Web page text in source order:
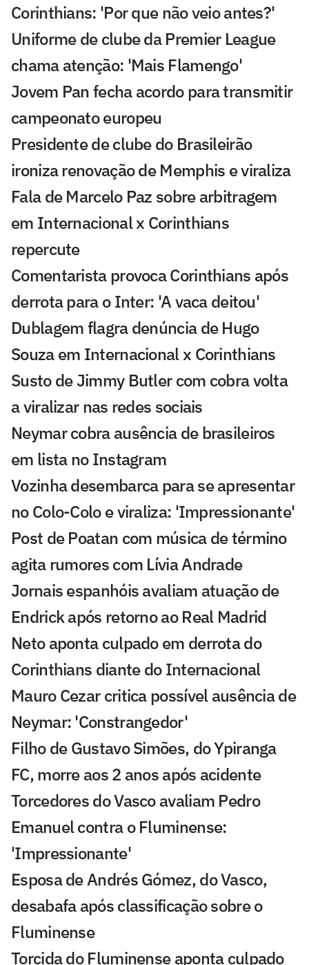
Corinthians: 'Por que não veio antes?'
Uniforme de clube da Premier League
chama atenção: 'Mais Flamengo'
Jovem Pan fecha acordo para transmitir
campeonato europeu
Presidente de clube do Brasileirão
ironiza renovação de Memphis e viraliza
Fala de Marcelo Paz sobre arbitragem
em Internacional x Corinthians
repercute
Comentarista provoca Corinthians após
derrota para o Inter: 'A vaca deitou'
Dublagem flagra denúncia de Hugo
Souza em Internacional x Corinthians
Susto de Jimmy Butler com cobra volta
a viralizar nas redes sociais
Neymar cobra ausência de brasileiros
em lista no Instagram
Vozinha desembarca para se apresentar
no Colo-Colo e viraliza: 'Impressionante'
Post de Poatan com música de término
agita rumores com Lívia Andrade
Jornais espanhóis avaliam atuação de
Endrick após retorno ao Real Madrid
Neto aponta culpado em derrota do
Corinthians diante do Internacional
Mauro Cezar critica possível ausência de
Neymar: 'Constrangedor'
Filho de Gustavo Simões, do Ypiranga
FC, morre aos 2 anos após acidente
Torcedores do Vasco avaliam Pedro
Emanuel contra o Fluminense:
'Impressionante'
Esposa de Andrés Gómez, do Vasco,
desabafa após classificação sobre o
Fluminense
Torcida do Fluminense aponta culpado